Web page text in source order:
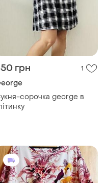
грн 1
сорочка george в